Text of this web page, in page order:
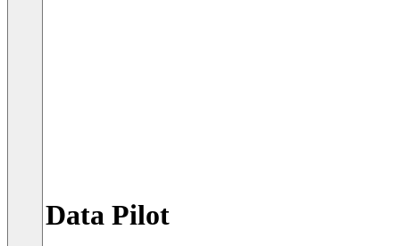
AI Data Pilot